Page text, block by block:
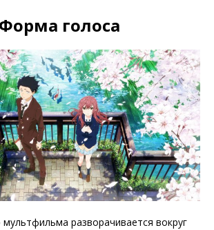
Форма голоса
разворачивается вокруг